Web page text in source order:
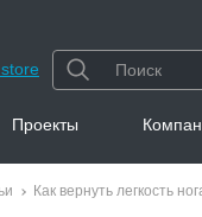
Проекты
Как вернуть легкость